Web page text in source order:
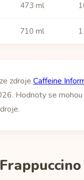
473 ml
710 ml
zdroje Caffeine
Hodnoty se